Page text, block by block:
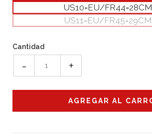
US10=EU/FR44=28CM
US11=EU/FR45=29CM
Cantidad
- +